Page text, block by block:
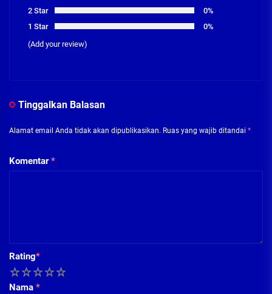
2 Star
0%
1 Star
0%
(Add your review)
Tinggalkan Balasan
Alamat email Anda tidak akan dipublikasikan. Ruas yang wajib ditandai *
Komentar*
Rating*
5
4
3
2
Nama *